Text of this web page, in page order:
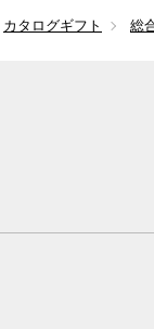
カタログギフト 総